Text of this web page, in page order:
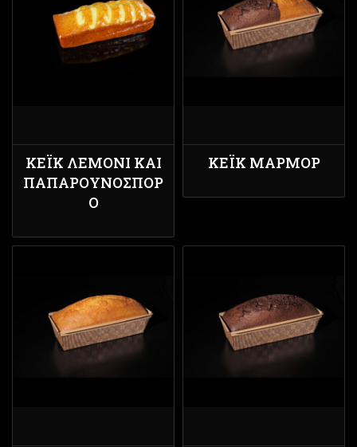
ΚΈΙΚ ΛΕΜΌΝΙ ΚΑΙ
ΠΑΠΑΡΟΥΝΌΣΠΟΡ
Ο
ΚΈΙΚ ΜΆΡΜΟΡ